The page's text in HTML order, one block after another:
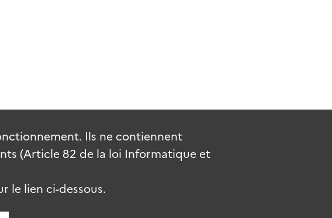
Ils ne contiennent
(Article 82 de la loi Informatique et
le lien ci-dessous.